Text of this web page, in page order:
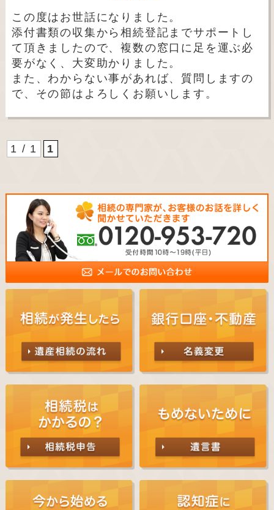
この度はお世話になりました。
添付書類の収集から相続登記までサポートし
て頂きましたので、複数の窓口に足を運ぶ必
要がなく、大変助かりました。
また、わからない事があれば、質問しますの
で、その節はよろしくお願いします。
1 / 1 1